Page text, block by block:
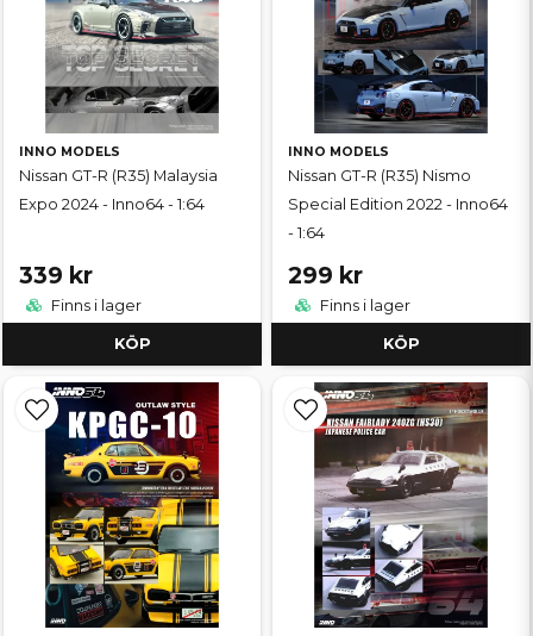
INNO MODELS
Nissan GT-R (R35) Malaysia
Expo 2024 - Inno64 - 1:64
339 kr
Finns i lager
KÖP
INNO MODELS
Nissan GT-R (R35) Nismo
Special Edition 2022 - Inno64
- 1:64
299 kr
Finns i lager
KÖP